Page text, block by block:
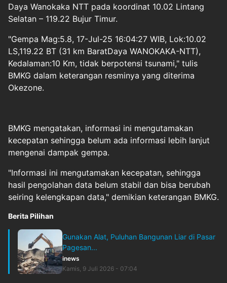
Daya Wanokaka NTT pada koordinat 10.02 Lintang
Selatan – 119.22 Bujur Timur.
"Gempa Mag:5.8, 17-Jul-25 16:04:27 WIB, Lok:10.02
LS,119.22 BT (31 km BaratDaya WANOKAKA-NTT),
Kedalaman:10 Km, tidak berpotensi tsunami," tulis
BMKG dalam keterangan resminya yang diterima
Okezone.
BMKG mengatakan, informasi ini mengutamakan
kecepatan sehingga belum ada informasi lebih lanjut
mengenai dampak gempa.
"Informasi ini mengutamakan kecepatan, sehingga
hasil pengolahan data belum stabil dan bisa berubah
seiring kelengkapan data," demikian keterangan BMKG.
Berita Pilihan
Gunakan Alat, Puluhan Bangunan Liar di Pasar
Pagesan...
inews
Kamis, 9 Juli 2026 - 07:04